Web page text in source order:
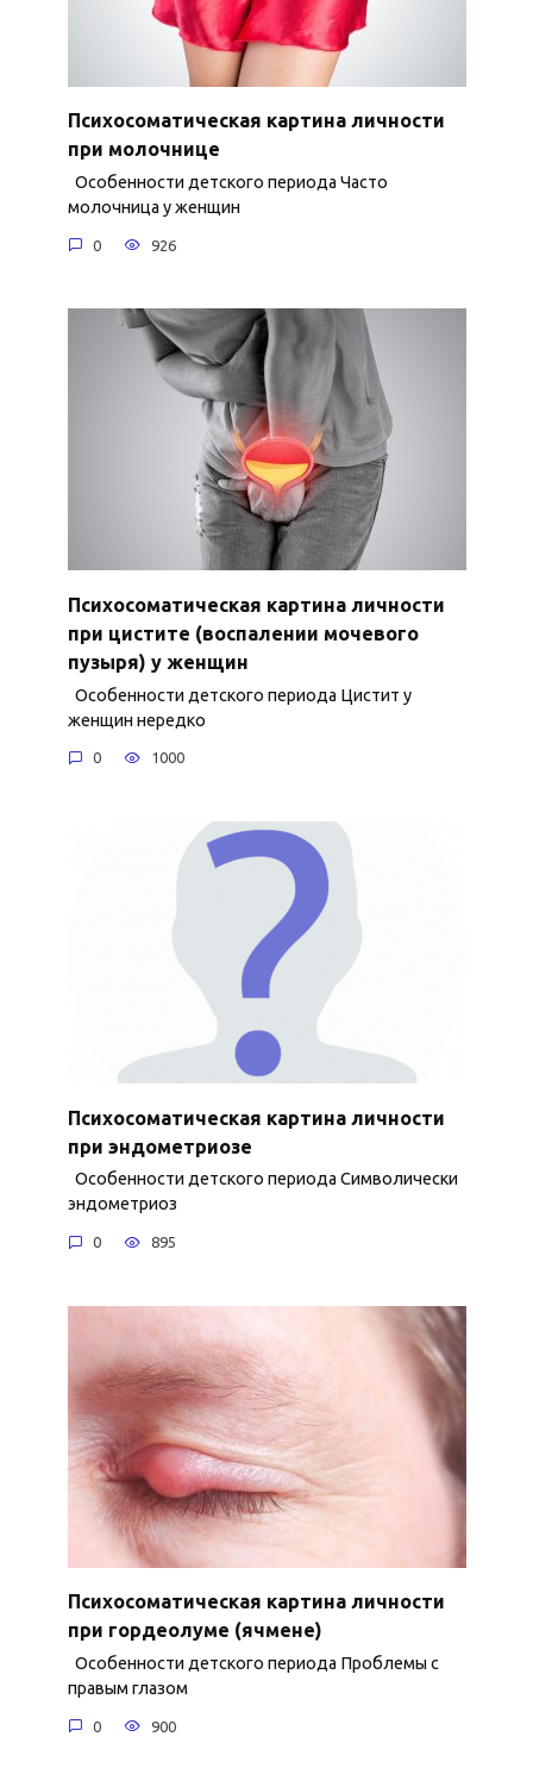
Психосоматическая картина личности
при молочнице
Особенности детского периода Часто
молочница у женщин
0 926
Психосоматическая картина личности
при цистите (воспалении мочевого
пузыря) у женщин
Особенности детского периода Цистит у
женщин нередко
0 1000
Психосоматическая картина личности
при эндометриозе
Особенности детского периода Символически
эндометриоз
0 895
Психосоматическая картина личности
при гордеолуме (ячмене)
Особенности детского периода Проблемы с
правым глазом
0 900